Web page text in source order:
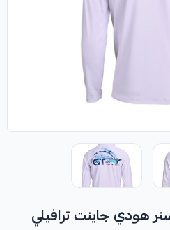
هودي جاينت ترافيلي